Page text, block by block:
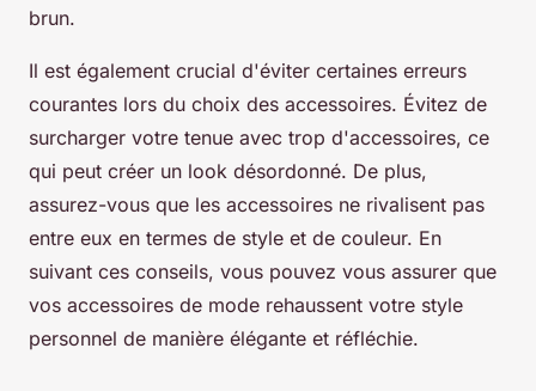
brun.
Il est également crucial d'éviter certaines erreurs
courantes lors du choix des accessoires. Évitez de
surcharger votre tenue avec trop d'accessoires, ce
qui peut créer un look désordonné. De plus,
assurez-vous que les accessoires ne rivalisent pas
entre eux en termes de style et de couleur. En
suivant ces conseils, vous pouvez vous assurer que
vos accessoires de mode rehaussent votre style
personnel de manière élégante et réfléchie.